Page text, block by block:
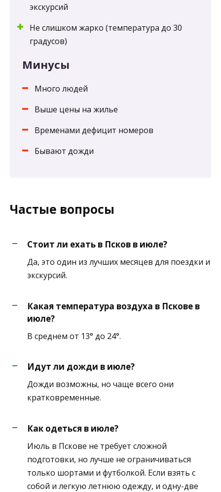
экскурсий
Не слишком жарко (температура до 30
градусов)
Минусы
Много людей
Выше цены на жилье
Временами дефицит номеров
Бывают дожди
Частые вопросы
Стоит ли ехать в Псков в июле?
Да, это один из лучших месяцев для поездки и
экскурсий.
Какая температура воздуха в Пскове в
июле?
В среднем от 13° до 24°.
Идут ли дожди в июле?
Дожди возможны, но чаще всего они
кратковременные.
Как одеться в июле?
Июль в Пскове не требует сложной
подготовки, но лучше не ограничиваться
только шортами и футболкой. Если взять с
собой и легкую летнюю одежду, и одну-две